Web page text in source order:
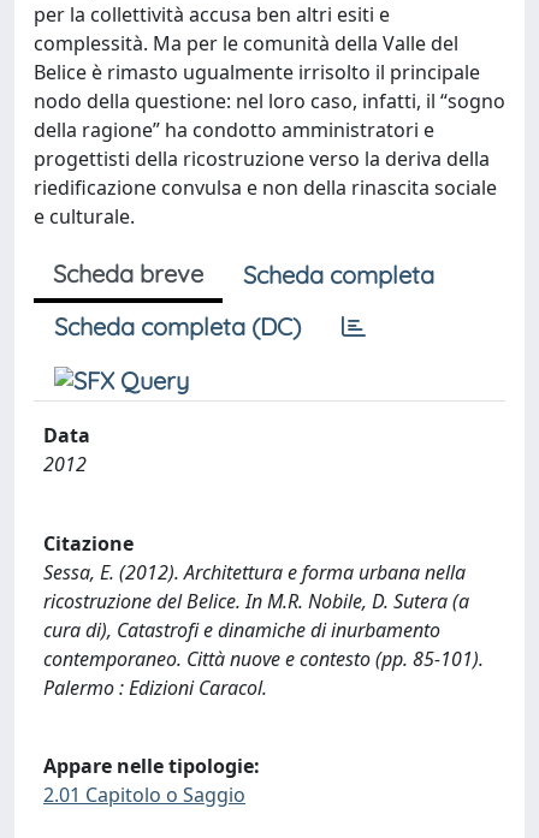
per la collettività accusa ben altri esiti e
complessità. Ma per le comunità della Valle del
Belice è rimasto ugualmente irrisolto il principale
nodo della questione: nel loro caso, infatti, il “sogno
della ragione” ha condotto amministratori e
progettisti della ricostruzione verso la deriva della
riedificazione convulsa e non della rinascita sociale
e culturale.
Scheda breve
Scheda completa
Scheda completa (DC)
Data
2012
Citazione
Sessa, E. (2012). Architettura e forma urbana nella
ricostruzione del Belice. In M.R. Nobile, D. Sutera (a
cura di), Catastrofi e dinamiche di inurbamento
contemporaneo. Città nuove e contesto (pp. 85-101).
Palermo : Edizioni Caracol.
Appare nelle tipologie:
2.01 Capitolo o Saggio